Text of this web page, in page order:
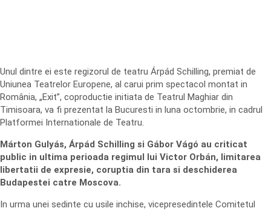
Unul dintre ei este regizorul de teatru Árpád Schilling, premiat de
Uniunea Teatrelor Europene, al carui prim spectacol montat in
România, „Exit”, coproductie initiata de Teatrul Maghiar din
Timisoara, va fi prezentat la Bucuresti in luna octombrie, in cadrul
Platformei Internationale de Teatru.
Márton Gulyás, Árpád Schilling si Gábor Vágó au criticat
public in ultima perioada regimul lui Victor Orbán, limitarea
libertatii de expresie, coruptia din tara si deschiderea
Budapestei catre Moscova.
In urma unei sedinte cu usile inchise, vicepresedintele Comitetul